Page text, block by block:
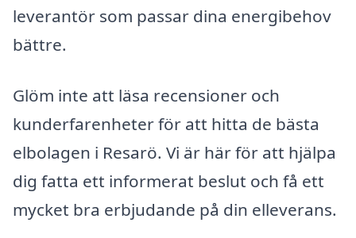
leverantör som passar dina energibehov
bättre.
Glöm inte att läsa recensioner och
kunderfarenheter för att hitta de bästa
elbolagen i Resarö. Vi är här för att hjälpa
dig fatta ett informerat beslut och få ett
mycket bra erbjudande på din elleverans.